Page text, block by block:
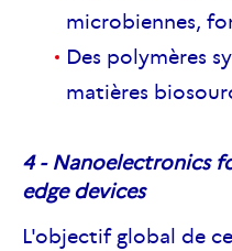
microbiennes,
Des polymères
matières
4 - Nanoelectronics
edge devices
L'objectif global de